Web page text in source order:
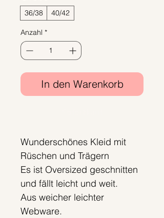
36/38 40/42
Anzahl *
In den Warenkorb
Wunderschönes Kleid mit
Rüschen und Trägern
Es ist Oversized geschnitten
und fällt leicht und weit.
Aus weicher leichter
Webware.